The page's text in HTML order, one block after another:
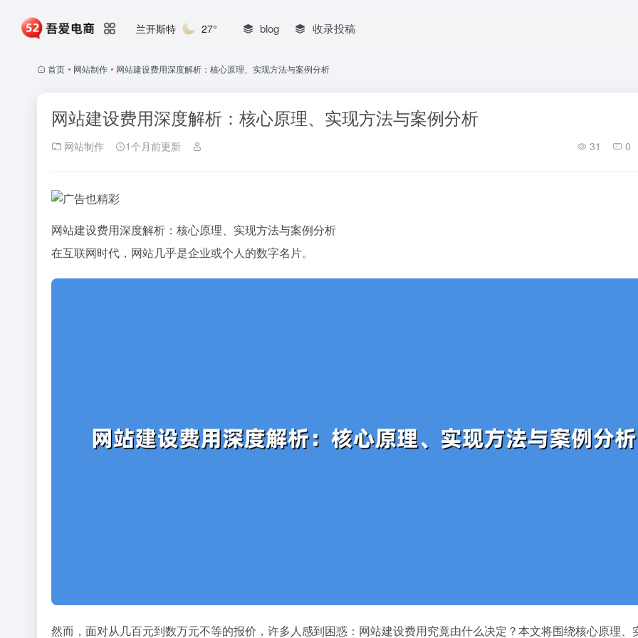
兰开斯特 27° blog 收录投稿
首页 • 网站制作 • 网站建设费用深度解析：核心原理、实现方法与案例分析
网站建设费用深度解析：核心原理、实现方法与案例分析
网站制作 1个月前更新 31 0
网站建设费用深度解析：核心原理、实现方法与案例分析
在互联网时代，网站几乎是企业或个人的数字名片。
然而，面对从几百元到数万元不等的报价，许多人感到困惑：网站建设费用究竟由什么决定？本文将围绕核心原理、